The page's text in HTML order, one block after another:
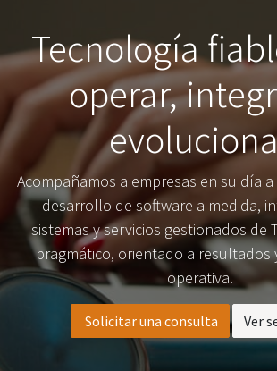
Tecnología
operar,
Acompañamos a empresas en su día
desarrollo de software a medida,
sistemas y servicios gestionados de
pragmático, orientado a resultados
operativa.
Solicitar una consulta Ver